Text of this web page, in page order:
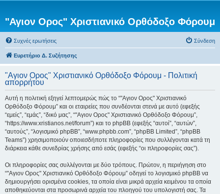
"Αγιον Ορος" Χριστιανικό Ορθόδοξο Φόρουμ
Συχνές ερωτήσεις Σύνδεση
Ευρετήριο Δ. Συζήτησης
"Αγιον Ορος" Χριστιανικό Ορθόδοξο Φόρουμ - Πολιτική
απορρήτου
Αυτή η πολιτική εξηγεί λεπτομερώς πώς το “"Αγιον Ορος" Χριστιανικό
Ορθόδοξο Φόρουμ” και οι εταιρείες που συνδέονται στενά με αυτό (εφεξής
“εμείς”, “εμάς”, “δικό μας”, “"Αγιον Ορος" Χριστιανικό Ορθόδοξο Φόρουμ”,
“https://www.xristianos.net/forum”) και το phpBB (εφεξής “αυτοί”, “αυτών”,
“αυτούς”, “λογισμικό phpBB”, “www.phpbb.com”, “phpBB Limited”, “phpBB
Teams”) χρησιμοποιούν οποιεσδήποτε πληροφορίες που συλλέγονται κατά τη
διάρκεια κάθε συνεδρίας χρήσης από εσάς (εφεξής “οι πληροφορίες σας”).
Οι πληροφορίες σας συλλέγονται με δύο τρόπους. Πρώτον, η περιήγηση στο
“"Αγιον Ορος" Χριστιανικό Ορθόδοξο Φόρουμ” οδηγεί το λογισμικό phpBB να
δημιουργήσει ορισμένα cookies, τα οποία είναι μικρά αρχεία κειμένου τα οποία
αποθηκεύονται στα προσωρινά αρχεία του πλοηγού του υπολογιστή σας. Τα